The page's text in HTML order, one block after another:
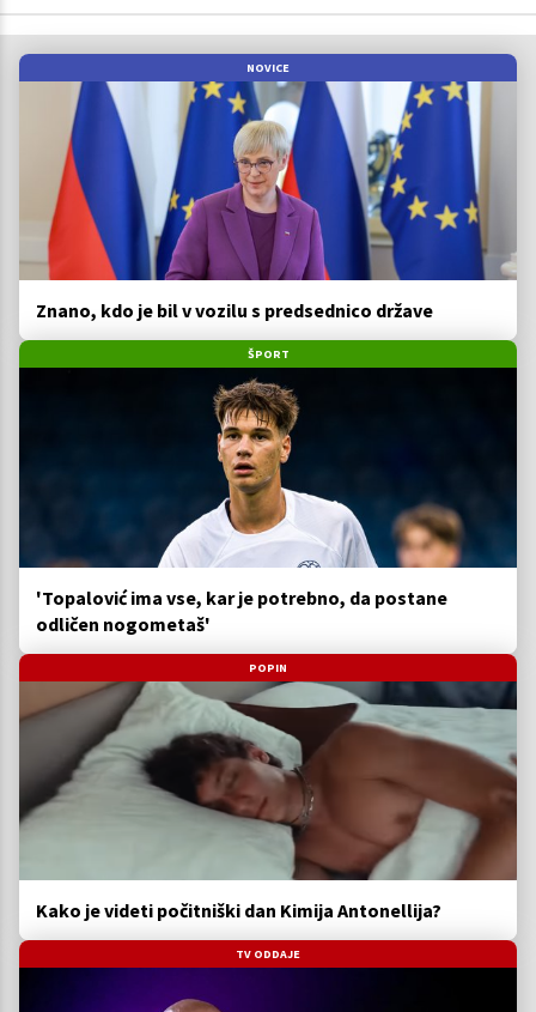
NOVICE
Znano, kdo je bil v vozilu s predsednico države
ŠPORT
'Topalović ima vse, kar je potrebno, da postane
odličen nogometaš'
POPIN
Kako je videti počitniški dan Kimija Antonellija?
TV ODDAJE